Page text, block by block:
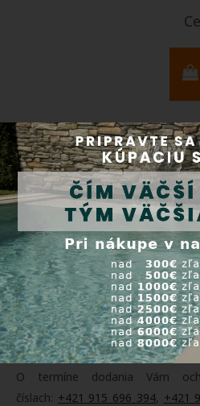
Doprava a platba
Tovar zasielame
výdajných miest na Slovensku) a
predchádzajúcej objednávke
sklade v Orechovej Potôni 311.
objednávke tovaru nad 200
dobierkou, online platobnou
cez PayPal. Pri osobnom
hotovosti a platobnou kartou.
O termíne dodania Vám
číslach: +421 915 696 394, +421